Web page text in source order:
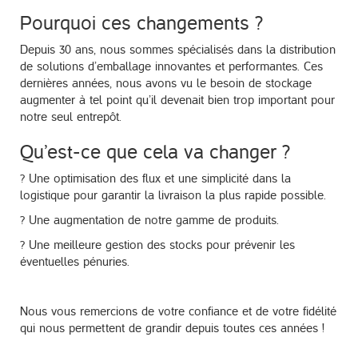
Pourquoi ces changements ?
Depuis 30 ans, nous sommes spécialisés dans la distribution
de solutions d’emballage innovantes et performantes. Ces
dernières années, nous avons vu le besoin de stockage
augmenter à tel point qu’il devenait bien trop important pour
notre seul entrepôt.
Qu’est-ce que cela va changer ?
? Une optimisation des flux et une simplicité dans la
logistique pour garantir la livraison la plus rapide possible.
? Une augmentation de notre gamme de produits.
? Une meilleure gestion des stocks pour prévenir les
éventuelles pénuries.
Nous vous remercions de votre confiance et de votre fidélité
qui nous permettent de grandir depuis toutes ces années !